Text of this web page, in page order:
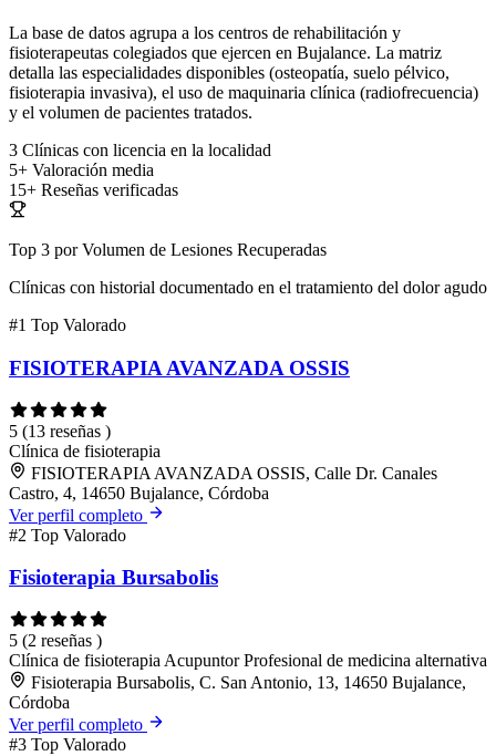
La base de datos agrupa a los centros de rehabilitación y
fisioterapeutas colegiados que ejercen en Bujalance. La matriz
detalla las especialidades disponibles (osteopatía, suelo pélvico,
fisioterapia invasiva), el uso de maquinaria clínica (radiofrecuencia)
y el volumen de pacientes tratados.
3 Clínicas con licencia en la localidad
5+ Valoración media
15+ Reseñas verificadas
Top 3 por Volumen de Lesiones Recuperadas
Clínicas con historial documentado en el tratamiento del dolor agudo
#1 Top Valorado
FISIOTERAPIA AVANZADA OSSIS
5 (13 reseñas )
Clínica de fisioterapia
FISIOTERAPIA AVANZADA OSSIS, Calle Dr. Canales
Castro, 4, 14650 Bujalance, Córdoba
Ver perfil completo
#2 Top Valorado
Fisioterapia Bursabolis
5 (2 reseñas )
Clínica de fisioterapia AcupuntorProfesional de medicina alternativa
Fisioterapia Bursabolis, C. San Antonio, 13, 14650 Bujalance,
Córdoba
Ver perfil completo
#3 Top Valorado